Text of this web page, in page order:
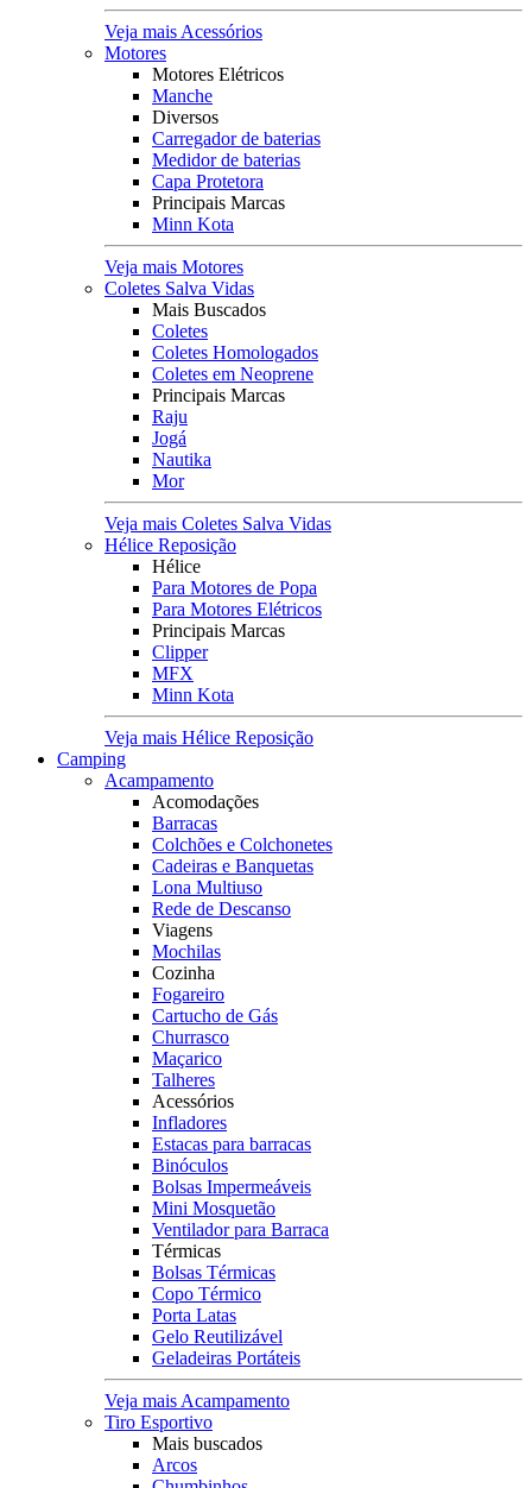
Veja mais Acessórios
Motores
Motores Elétricos
Manche
Diversos
Carregador de baterias
Medidor de baterias
Capa Protetora
Principais Marcas
Minn Kota
Veja mais Motores
Coletes Salva Vidas
Mais Buscados
Coletes
Coletes Homologados
Coletes em Neoprene
Principais Marcas
Raju
Jogá
Nautika
Mor
Veja mais Coletes Salva Vidas
Hélice Reposição
Hélice
Para Motores de Popa
Para Motores Elétricos
Principais Marcas
Clipper
MFX
Minn Kota
Veja mais Hélice Reposição
Camping
Acampamento
Acomodações
Barracas
Colchões e Colchonetes
Cadeiras e Banquetas
Lona Multiuso
Rede de Descanso
Viagens
Mochilas
Cozinha
Fogareiro
Cartucho de Gás
Churrasco
Maçarico
Talheres
Acessórios
Infladores
Estacas para barracas
Binóculos
Bolsas Impermeáveis
Mini Mosquetão
Ventilador para Barraca
Térmicas
Bolsas Térmicas
Copo Térmico
Porta Latas
Gelo Reutilizável
Geladeiras Portáteis
Veja mais Acampamento
Tiro Esportivo
Mais buscados
Arcos